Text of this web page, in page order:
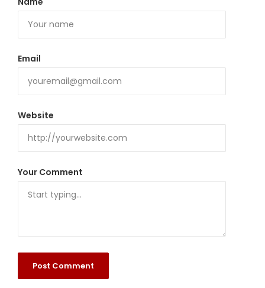
Your Comment
Email
Website